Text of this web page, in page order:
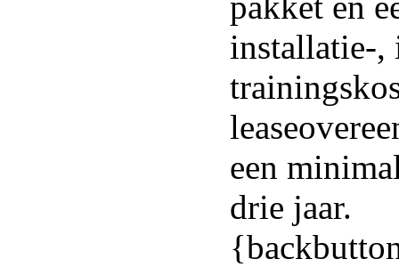
installatie-,
een
drie jaar.